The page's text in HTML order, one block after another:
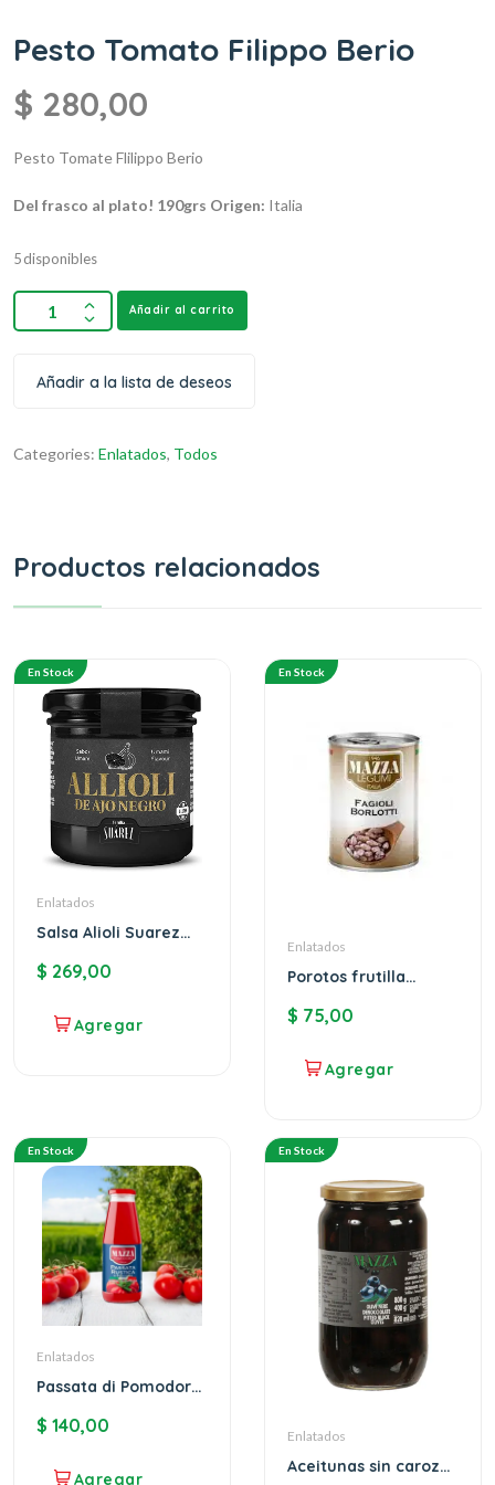
Pesto Tomato Filippo Berio
$ 280,00
Pesto Tomate Flilippo Berio
Del frasco al plato! 190grs Origen: Italia
5 disponibles
Añadir al carrito
Añadir a la lista de deseos
Categories: Enlatados, Todos
Productos relacionados
En Stock
Enlatados
Salsa Alioli Suarez
$ 269,00
En Stock
Enlatados
Porotos frutilla
$ 75,00
En Stock
Enlatados
Passata di Pomodoro
$ 140,00
En Stock
Enlatados
Aceitunas sin carozo